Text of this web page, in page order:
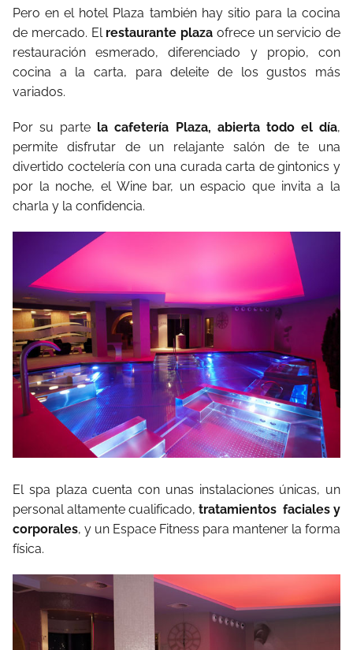
Pero en el hotel Plaza también hay sitio para la cocina
de mercado. El restaurante plaza ofrece un servicio de
restauración esmerado, diferenciado y propio, con
cocina a la carta, para deleite de los gustos más
variados.
Por su parte la cafetería Plaza, abierta todo el día,
permite disfrutar de un relajante salón de te una
divertido coctelería con una curada carta de gintonics y
por la noche, el Wine bar, un espacio que invita a la
charla y la confidencia.
El spa plaza cuenta con unas instalaciones únicas, un
personal altamente cualificado, tratamientos faciales y
corporales, y un Espace Fitness para mantener la forma
física.